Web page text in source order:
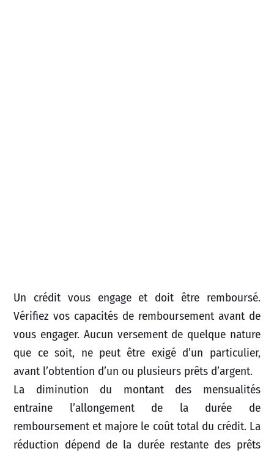
Un crédit vous engage et doit être remboursé.
Vérifiez vos capacités de remboursement avant de
vous engager. Aucun versement de quelque nature
que ce soit, ne peut être exigé d’un particulier,
avant l’obtention d’un ou plusieurs prêts d’argent.
La diminution du montant des mensualités
entraine l’allongement de la durée de
remboursement et majore le coût total du crédit. La
réduction dépend de la durée restante des prêts